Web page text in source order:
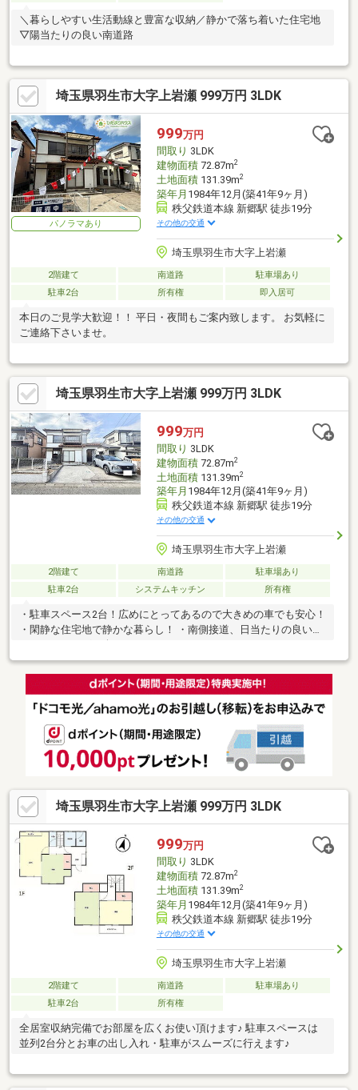
＼暮らしやすい生活動線と豊富な収納／静かで落ち着いた住宅地
▽陽当たりの良い南道路
埼玉県羽生市大字上岩瀬 999万円 3LDK
パノラマあり
999万円
間取り 3LDK
建物面積72.87m2
土地面積131.39m2
築年月 1984年12月(築41年9ヶ月)
秩父鉄道本線 新郷駅 徒歩19分
その他の交通
埼玉県羽生市大字上岩瀬
2階建て 南道路
駐車場あり
駐車2台
所有権 即入居可
本日のご見学大歓迎！！ 平日・夜間もご案内致します。 お気軽に
ご連絡下さいませ。
埼玉県羽生市大字上岩瀬 999万円 3LDK
999万円
間取り 3LDK
建物面積72.87m2
土地面積131.39m2
築年月 1984年12月(築41年9ヶ月)
秩父鉄道本線 新郷駅 徒歩19分
その他の交通
埼玉県羽生市大字上岩瀬
2階建て 南道路
駐車場あり
駐車2台
システムキッチン 所有権
・駐車スペース2台！広めにとってあるので大きめの車でも安心！
・閑静な住宅地で静かな暮らし！ ・南側接道、日当たりの良い庭
埼玉県羽生市大字上岩瀬 999万円 3LDK
999万円
間取り 3LDK
建物面積72.87m2
土地面積131.39m2
築年月 1984年12月(築41年9ヶ月)
秩父鉄道本線 新郷駅 徒歩19分
その他の交通
埼玉県羽生市大字上岩瀬
2階建て 南道路
駐車場あり
駐車2台
所有権
全居室収納完備でお部屋を広くお使い頂けます♪ 駐車スペースは
並列2台分とお車の出し入れ・駐車がスムーズに行えます♪